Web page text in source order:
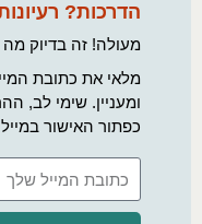
הדרכות?
מעולה! זה בדיוק מה
מלאי את כתובת
ומעניין. שימי לב,
כפתור האישור